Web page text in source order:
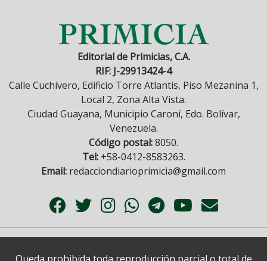
Editorial de Primicias, C.A.
RIF: J-29913424-4
Calle Cuchivero, Edificio Torre Atlantis, Piso Mezanina 1,
Local 2, Zona Alta Vista.
Ciudad Guayana, Municipio Caroní, Edo. Bolívar,
Venezuela.
Código postal:8050.
Tel:+58-0412-8583263.
Email: redacciondiarioprimicia@gmail.com